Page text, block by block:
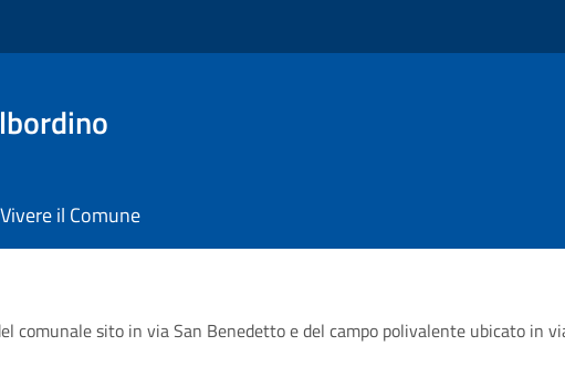
Vivere il Comune
comunale sito in via San Benedetto e del campo polivalente ubicato in